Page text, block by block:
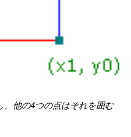
他の4つの点はそれを囲む